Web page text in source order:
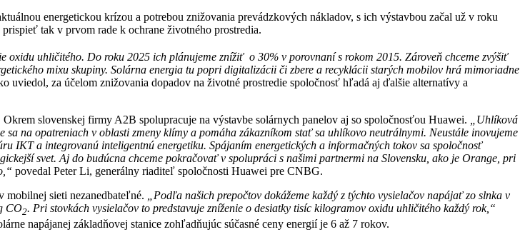
energetickou krízou a potrebou znižovania prevádzkových nákladov, s ich výstavbou začal už v roku
prispieť tak v prvom rade k ochrane životného prostredia.
oxidu uhličitého. Do roku 2025 ich plánujeme znížiť o 30% v porovnaní s rokom 2015. Zároveň chceme zvýšiť
mixu skupiny. Solárna energia tu popri digitalizácii či zbere a recyklácii starých mobilov hrá mimoriadne
uviedol, za účelom znižovania dopadov na životné prostredie spoločnosť hľadá aj ďalšie alternatívy a
slovenskej firmy A2B spolupracuje na výstavbe solárnych panelov aj so spoločnosťou Huawei.
„Uhlíková
na opatreniach v oblasti zmeny klímy a pomáha zákazníkom stať sa uhlíkovo neutrálnymi. Neustále inovujeme
IKT a integrovanú inteligentnú energetiku. Spájaním energetických a informačných tokov sa spoločnosť
svet. Aj do budúcna chceme pokračovať v spolupráci s našimi partnermi na Slovensku, ako je Orange, pri
povedal Peter Li, generálny riaditeľ spoločnosti Huawei pre CNBG.
mobilnej sieti nezanedbateľné.
„Podľa našich prepočtov dokážeme každý z týchto vysielačov napájať zo slnka v
CO2. Pri stovkách vysielačov to predstavuje zníženie o desiatky tisíc kilogramov oxidu uhličitého každý rok,“
napájanej základňovej stanice zohľadňujúc súčasné ceny energií je 6 až 7 rokov.